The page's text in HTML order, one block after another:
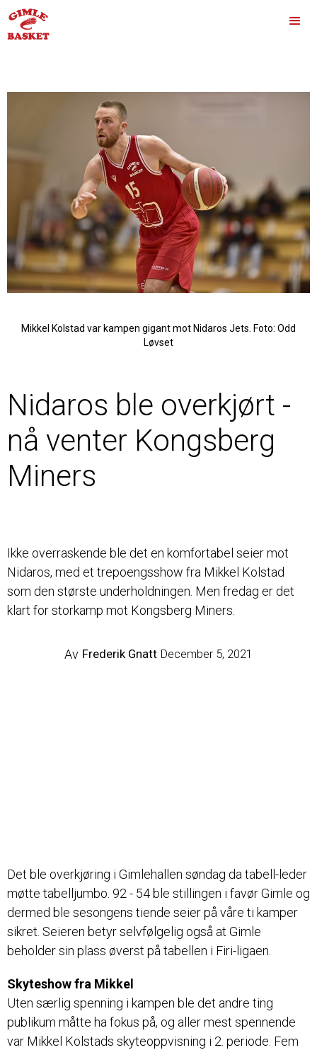
Nidaros ble overkjørt -
nå venter Kongsberg
Miners
Ikke overraskende ble det en komfortabel seier mot
Nidaros, med et trepoengsshow fra Mikkel Kolstad
som den største underholdningen. Men fredag er det
klart for storkamp mot Kongsberg Miners.
Av Frederik Gnatt December 5, 2021
Mikkel Kolstad var kampen gigant mot Nidaros Jets. Foto: Odd
Løvset
Det ble overkjøring i Gimlehallen søndag da tabell-leder
møtte tabelljumbo. 92 - 54 ble stillingen i favør Gimle og
dermed ble sesongens tiende seier på våre ti kamper
sikret. Seieren betyr selvfølgelig også at Gimle
beholder sin plass øverst på tabellen i Firi-ligaen.
Skyteshow fra Mikkel
Uten særlig spenning i kampen ble det andre ting
publikum måtte ha fokus på, og aller mest spennende
var Mikkel Kolstads skyteoppvisning i 2. periode. Fem